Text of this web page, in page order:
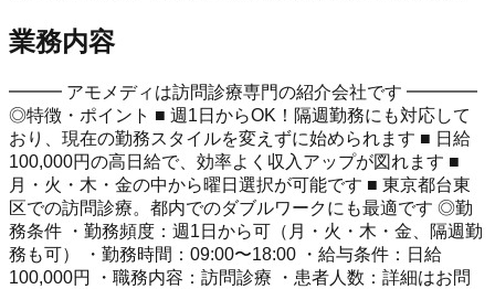
業務内容
━━━ アモメディは訪問診療専門の紹介会社です ━━━━
◎特徴・ポイント ■ 週1日からOK！隔週勤務にも対応して
おり、現在の勤務スタイルを変えずに始められます ■ 日給
100,000円の高日給で、効率よく収入アップが図れます ■
月・火・木・金の中から曜日選択が可能です ■ 東京都台東
区での訪問診療。都内でのダブルワークにも最適です ◎勤
務条件 ・勤務頻度：週1日から可（月・火・木・金、隔週勤
務も可） ・勤務時間：09:00〜18:00 ・給与条件：日給
100,000円 ・職務内容：訪問診療 ・患者人数：詳細はお問